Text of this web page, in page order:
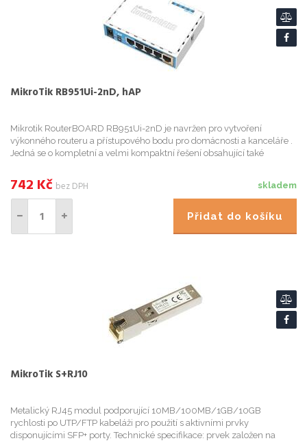
MikroTik RB951Ui-2nD, hAP
Mikrotik RouterBOARD RB951Ui-2nD je navržen pro vytvoření
výkonného routeru a přístupového bodu pro domácnosti a kanceláře .
Jedná se o kompletní a velmi kompaktní řešení obsahující také
skladem
742 Kč bez DPH
Přidat do košíku
MikroTik S+RJ10
Metalický RJ45 modul podporující 10MB/100MB/1GB/10GB
rychlosti po UTP/FTP kabeláži pro použití s aktivními prvky
disponujícími SFP+ porty. Technické specifikace: prvek založen na